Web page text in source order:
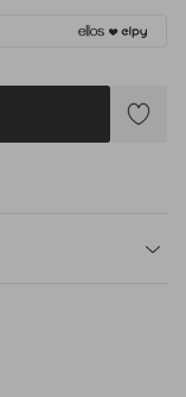
Tilføj